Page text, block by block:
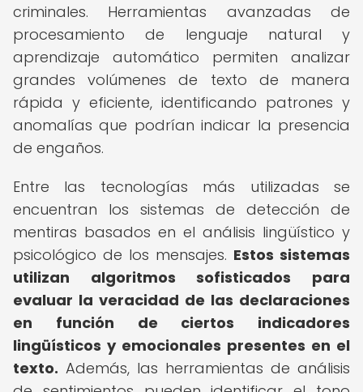
criminales. Herramientas avanzadas de
procesamiento de lenguaje natural y
aprendizaje automático permiten analizar
grandes volúmenes de texto de manera
rápida y eficiente, identificando patrones y
anomalías que podrían indicar la presencia
de engaños.
Entre las tecnologías más utilizadas se
encuentran los sistemas de detección de
mentiras basados en el análisis lingüístico y
psicológico de los mensajes. Estos sistemas
utilizan algoritmos sofisticados para
evaluar la veracidad de las declaraciones
en función de ciertos indicadores
lingüísticos y emocionales presentes en el
texto. Además, las herramientas de análisis